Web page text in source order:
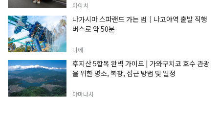
아이치
나가시마 스파랜드 가는 법｜나고야역 출발 직행
버스로 약 50분
미에
후지산 5합목 완벽 가이드 | 가와구치코 호수 관광
을 위한 명소, 복장, 접근 방법 및 일정
야마나시